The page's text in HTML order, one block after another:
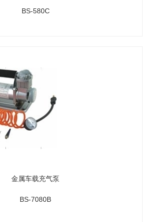
BS-580C
金属车载充气泵
BS-7080B